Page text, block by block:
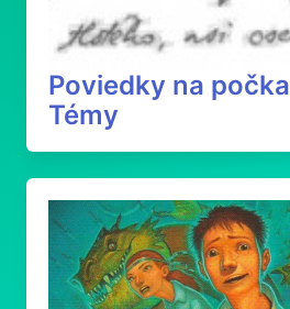
Poviedky na
Témy